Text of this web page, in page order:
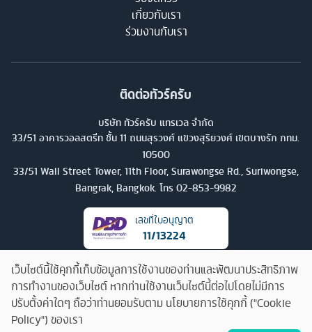
เกี่ยวกับเรา
ร่วมงานกับเรา
ติดต่อทัวร์ครับ
บริษัท ทัวร์ครับ แทรเวล จำกัด
33/51 อาคารวอลสตรีท ชั้น 11 ถนนสุรวงศ์ แขวงสุริยวงศ์ เขตบางรัก กทม.
10500
33/51 Wall Street Tower, 11th Floor, Surawongse Rd., Suriwongse,
Bangrak, Bangkok. โทร 02-853-9982
เลขที่ใบอนุญาต
11/13224
เว็บไซต์นี้ใช้คุกกี้เก็บข้อมูลการใช้งานของท่านและพัฒนาประสิทธิภาพ
การทำงานของเว็บไซต์ หากท่านใช้งานเว็บไซต์นี้ต่อไปโดยไม่มีการ
ปรับตั้งค่าใดๆ ถือว่าท่านยอมรับตาม นโยบายการใช้คุกกี้ ("Cookie
Policy") ของเรา